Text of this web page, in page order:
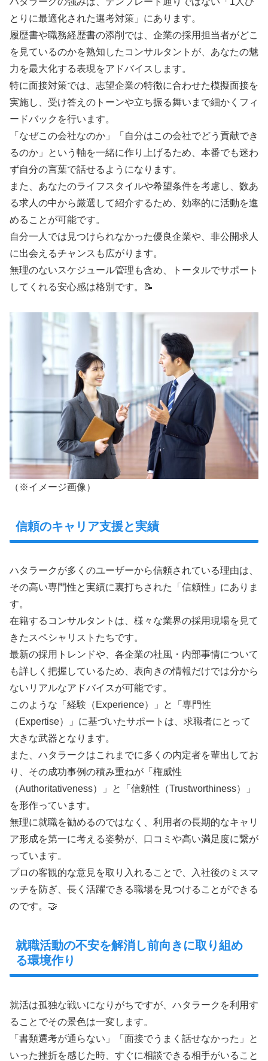
とりに最適化された選考対策」にあります。
履歴書や職務経歴書の添削では、企業の採用担当者がどこ
を見ているのかを熟知したコンサルタントが、あなたの魅
力を最大化する表現をアドバイスします。
特に面接対策では、志望企業の特徴に合わせた模擬面接を
実施し、受け答えのトーンや立ち振る舞いまで細かくフィ
ードバックを行います。
「なぜこの会社なのか」「自分はこの会社でどう貢献でき
るのか」という軸を一緒に作り上げるため、本番でも迷わ
ず自分の言葉で話せるようになります。
また、あなたのライフスタイルや希望条件を考慮し、数あ
る求人の中から厳選して紹介するため、効率的に活動を進
めることが可能です。
自分一人では見つけられなかった優良企業や、非公開求人
に出会えるチャンスも広がります。
無理のないスケジュール管理も含め、トータルでサポート
してくれる安心感は格別です。📝
（※イメージ画像）
信頼のキャリア支援と実績
ハタラークが多くのユーザーから信頼されている理由は、
その高い専門性と実績に裏打ちされた「信頼性」にありま
す。
在籍するコンサルタントは、様々な業界の採用現場を見て
きたスペシャリストたちです。
最新の採用トレンドや、各企業の社風・内部事情について
も詳しく把握しているため、表向きの情報だけでは分から
ないリアルなアドバイスが可能です。
このような「経験（Experience）」と「専門性
（Expertise）」に基づいたサポートは、求職者にとって
大きな武器となります。
また、ハタラークはこれまでに多くの内定者を輩出してお
り、その成功事例の積み重ねが「権威性
（Authoritativeness）」と「信頼性（Trustworthiness）」
を形作っています。
無理に就職を勧めるのではなく、利用者の長期的なキャリ
ア形成を第一に考える姿勢が、口コミや高い満足度に繋が
っています。
プロの客観的な意見を取り入れることで、入社後のミスマ
ッチを防ぎ、長く活躍できる職場を見つけることができる
のです。🤝
就職活動の不安を解消し前向きに取り組め
る環境作り
就活は孤独な戦いになりがちですが、ハタラークを利用す
ることでその景色は一変します。
「書類選考が通らない」「面接でうまく話せなかった」と
いった挫折を感じた時、すぐに相談できる相手がいること